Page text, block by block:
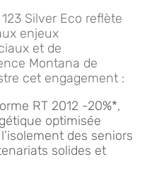
123 Silver Eco reflète
enjeux
et de
Montana de
cet engagement :
RT 2012 -20%*,
optimisée
des seniors
solides et